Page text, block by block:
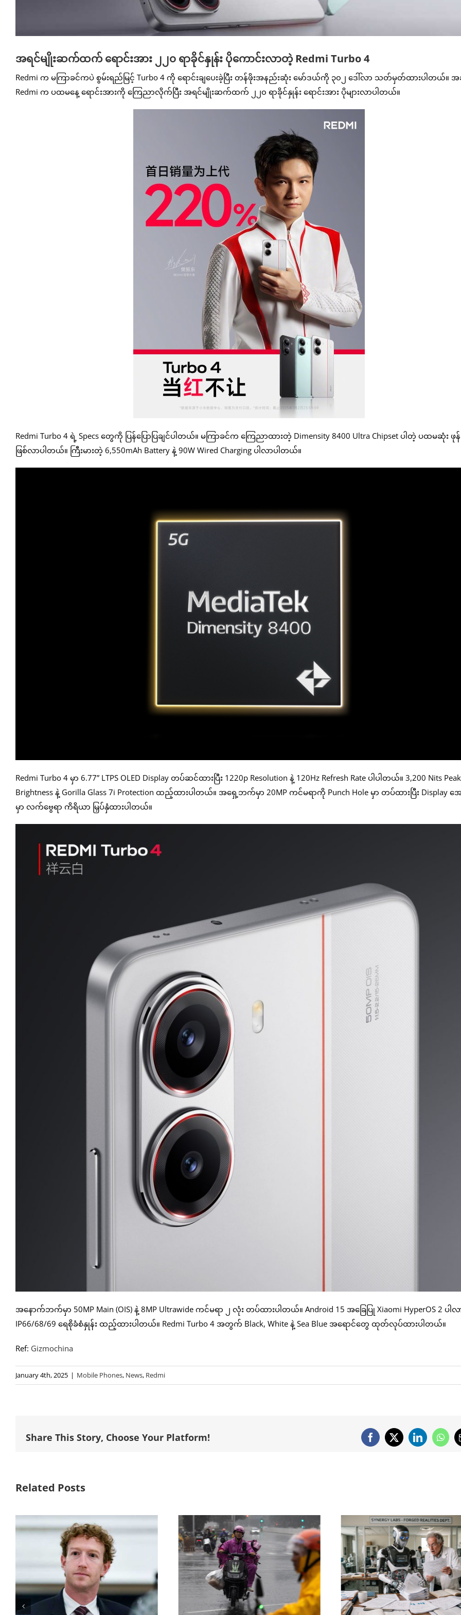
အရင်မျိုးဆက်ထက် ရောင်းအား ၂၂၀ ရာခိုင်နှုန်း ပိုကောင်းလာတဲ့ Redmi Turbo 4
Redmi က မကြာခင်ကပဲ စွမ်းရည်မြင့် Turbo 4 ကို ရောင်းချပေးခဲ့ပြီး တန်ဖိုးအနည်းဆုံး မော်ဒယ်ကို ၃၀၂ ဒေါ်လာ သတ်မှတ်ထားပါတယ်။
Redmi က ပထမနေ့ ရောင်းအားကို ကြေညာလိုက်ပြီး အရင်မျိုးဆက်ထက် ၂၂၀ ရာခိုင်နှုန်း ရောင်းအား ပိုများလာပါတယ်။
Redmi Turbo 4 ရဲ့ Specs တွေကို ပြန်ပြောပြချင်ပါတယ်။ မကြာခင်က ကြေညာထားတဲ့ Dimensity 8400 Ultra Chipset ပါတဲ့ ပထမဆုံး ဖုန်
ဖြစ်လာပါတယ်။ ကြီးမားတဲ့ 6,550mAh Battery နဲ့ 90W Wired Charging ပါလာပါတယ်။
Redmi Turbo 4 မှာ 6.77” LTPS OLED Display တပ်ဆင်ထားပြီး 1220p Resolution နဲ့ 120Hz Refresh Rate ပါပါတယ်။ 3,200 Nits Peak
Brightness နဲ့ Gorilla Glass 7i Protection ထည့်ထားပါတယ်။ အရှေ့ဘက်မှာ 20MP ကင်မရာကို Punch Hole မှာ တပ်ထားပြီး Display
မှာ လက်ဗွေရာ ကိရိယာ မြှပ်နှံထားပါတယ်။
အနောက်ဘက်မှာ 50MP Main (OIS) နဲ့ 8MP Ultrawide ကင်မရာ ၂ လုံး တပ်ထားပါတယ်။ Android 15 အခြေပြု Xiaomi HyperOS 2 ပါလာ
IP66/68/69 ရေစိုခံစံနှုန်း ထည့်ထားပါတယ်။ Redmi Turbo 4 အတွက် Black, White နဲ့ Sea Blue အရောင်တွေ ထုတ်လုပ်ထားပါတယ်။
Ref: Gizmochina
January 4th, 2025 | Mobile Phones, News, Redmi
Share This Story, Choose Your Platform! Facebook
X LinkedIn
Related Posts